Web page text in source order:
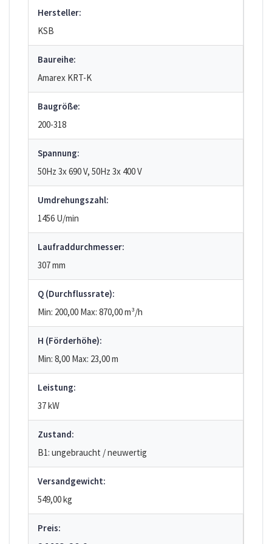
Hersteller:
KSB
Baureihe:
Amarex KRT-K
Baugröße:
200-318
Spannung:
50Hz 3x 690 V, 50Hz 3x 400 V
Umdrehungszahl:
1456 U/min
Laufraddurchmesser:
307 mm
Q (Durchflussrate):
Min: 200,00 Max: 870,00m³/h
H (Förderhöhe):
Min: 8,00 Max: 23,00m
Leistung:
37 kW
Zustand:
B1: ungebraucht / neuwertig
Versandgewicht:
549,00 kg
Preis: